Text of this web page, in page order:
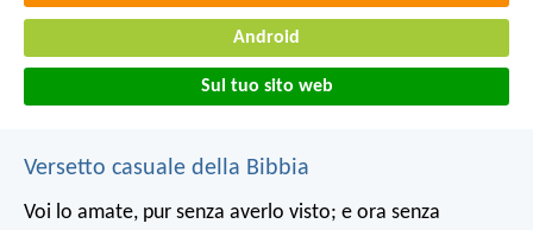
Android
Sul tuo sito web
Versetto casuale della Bibbia
Voi lo amate, pur senza averlo visto; e ora senza